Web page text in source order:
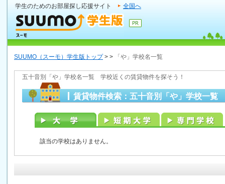
学生のためのお部屋探し応援サイト 全国へ
SUUMO（スーモ）学生版トップ> > 「や」学校名一覧
五十音別「や」学校名一覧 学校近くの賃貸物件を探そう！
賃貸物件検索：五十音別「や」学校一覧
該当の学校はありません。